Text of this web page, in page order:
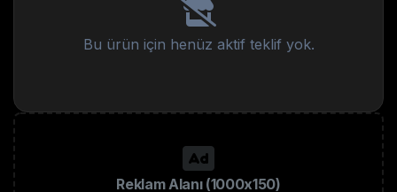
Bu ürün için henüz aktif teklif yok.
Reklam Alanı (1000x150)